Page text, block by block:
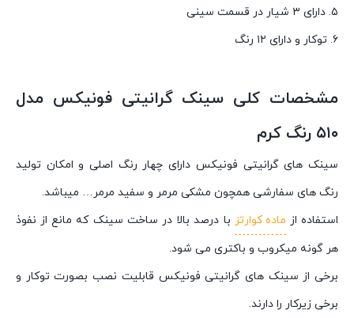
۵. دارای ۳ شیار در قسمت سینی
۶. توکار و دارای ۱۲ رنگ
مشخصات کلی سینک گرانیتی فونیکس مدل
۵۱۰ رنگ کرم
سینک های گرانیتی فونیکس دارای چهار رنگ اصلی و امکان تولید
رنگ های سفارشی همچون مشکی مرمر و سفید مرمر… میباشد.
استفاده از ماده کوارتز با درصد بالا در ساخت سینک که مانع از نفوذ
هر گونه میکروب و باکتری می شود.
برخی از سینک های گرانیتی فونیکس قابلیت نصب بصورت توکار و
برخی زیرکار را دارند.